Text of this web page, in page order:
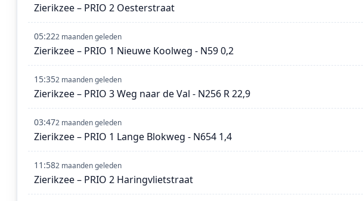
Zierikzee – PRIO 2 Oesterstraat
05:222 maanden geleden
Zierikzee – PRIO 1 Nieuwe Koolweg - N59 0,2
15:352 maanden geleden
Zierikzee – PRIO 3 Weg naar de Val - N256 R 22,9
03:472 maanden geleden
Zierikzee – PRIO 1 Lange Blokweg - N654 1,4
11:582 maanden geleden
Zierikzee – PRIO 2 Haringvlietstraat